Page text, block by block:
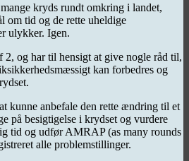
kryds rundt omkring i landet,
om tid og de rette uheldige
ulykker. Igen.
og har til hensigt at give nogle råd til,
kan forbedres og
kunne anbefale den rette ændring til et
på besigtigelse i krydset og vurdere
tid og udfør AMRAP (as many rounds
alle problemstillinger.